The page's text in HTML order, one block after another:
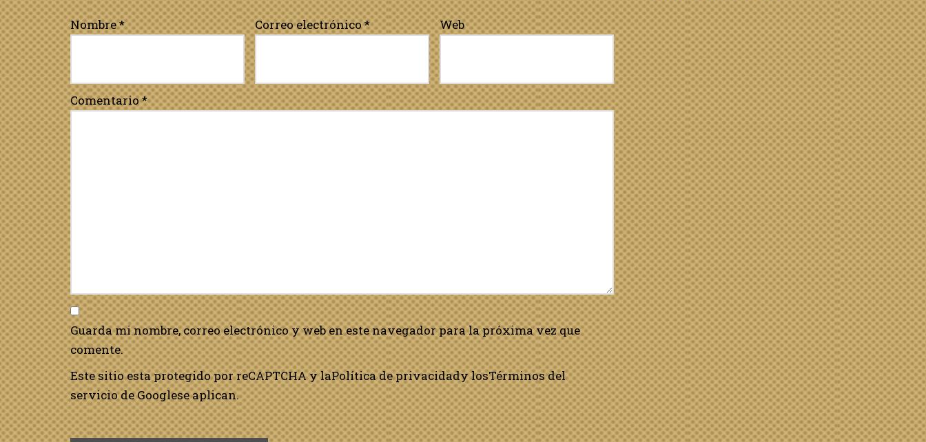
Nombre* Correo electrónico* Web
Comentario*
Guarda mi nombre, correo electrónico y web en este navegador para la próxima vez que
comente.
Este sitio esta protegido por reCAPTCHA y laPolítica de privacidady losTérminos del
servicio de Googlese aplican.